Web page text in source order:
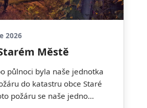
2026
Městě
půlnoci byla naše jednotka
do katastru obce Staré
požáru se naše jedno...